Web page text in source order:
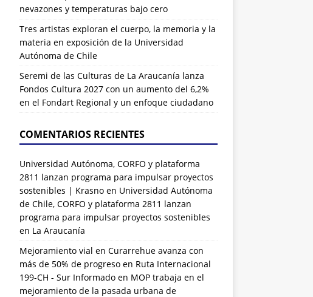
nevazones y temperaturas bajo cero
Tres artistas exploran el cuerpo, la memoria y la
materia en exposición de la Universidad
Autónoma de Chile
Seremi de las Culturas de La Araucanía lanza
Fondos Cultura 2027 con un aumento del 6,2%
en el Fondart Regional y un enfoque ciudadano
COMENTARIOS RECIENTES
Universidad Autónoma, CORFO y plataforma
2811 lanzan programa para impulsar proyectos
sostenibles | Krasnoen Universidad Autónoma
de Chile, CORFO y plataforma 2811 lanzan
programa para impulsar proyectos sostenibles
en La Araucanía
Mejoramiento vial en Curarrehue avanza con
más de 50% de progreso en Ruta Internacional
199-CH - Sur Informadoen MOP trabaja en el
mejoramiento de la pasada urbana de